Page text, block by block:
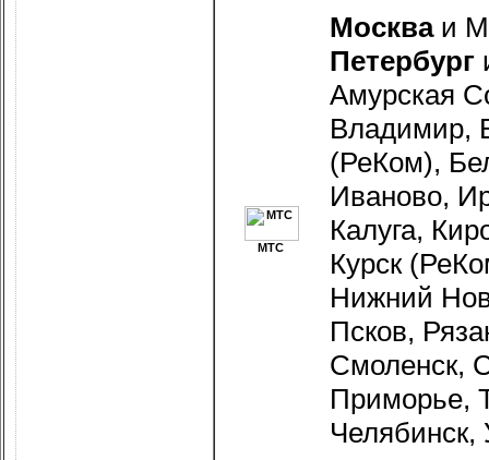
МТС
Москваи
Петербург
Амурская
Владимир,
(РеКом),
Иваново,
Калуга,
Курск
Нижний
Псков,
Смоленск,
Приморье,
Челябинск,